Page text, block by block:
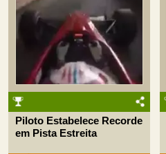
Piloto Estabelece Recorde
em Pista Estreita